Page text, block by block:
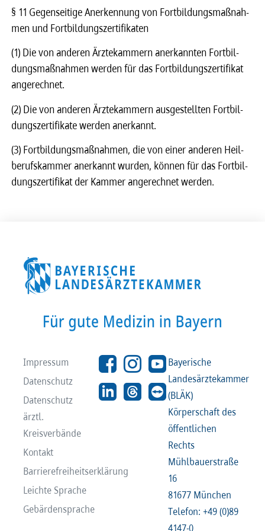
§ 11 Gegen­sei­tige Aner­ken­nung von Fort­bil­dungs­maß­nah­
men und Fort­bil­dungs­zer­ti­fi­ka­ten
(1) Die von ande­ren Ärzte­­kam­­mern aner­­kann­ten Fort­­bil­­
dungs­­­maß­­nah­­men werden für das Fort­­bil­­dungs­­­zer­ti­­fi­­kat
ange­rech­­net.
(2) Die von ande­ren Ärzte­­kam­­mern ausge­­stell­ten Fort­­bil­­
dungs­­­zer­ti­­fi­­kate werden aner­­kannt.
(3) Fort­­bil­­dungs­­­maß­­nah­­men, die von einer ande­ren Heil­­
be­­rufs­­kam­­mer aner­­kannt wurden, können für das Fort­­bil­­
dungs­­­zer­ti­­fi­­kat der Kammer ange­rech­­net werden.
Impressum
Datenschutz
Datenschutz
ärztl.
Kreisverbände
Kontakt
Barrierefreiheitserklärung
Leichte Sprache
Gebärdensprache
Bayerische
Landesärztekammer
(BLÄK)
Körperschaft des
öffentlichen
Rechts
Mühlbauerstraße
16
81677 München
Telefon: +49 (0)89
4147-0